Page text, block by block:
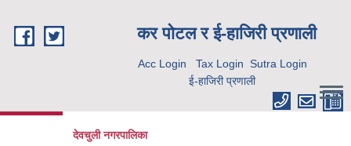
कर पाेटल र ई-हाजिरी प्रणाली
Acc Login Tax Login Sutra Login
ई-हाजिरी प्रणाली
देवचुली नगरपालिका